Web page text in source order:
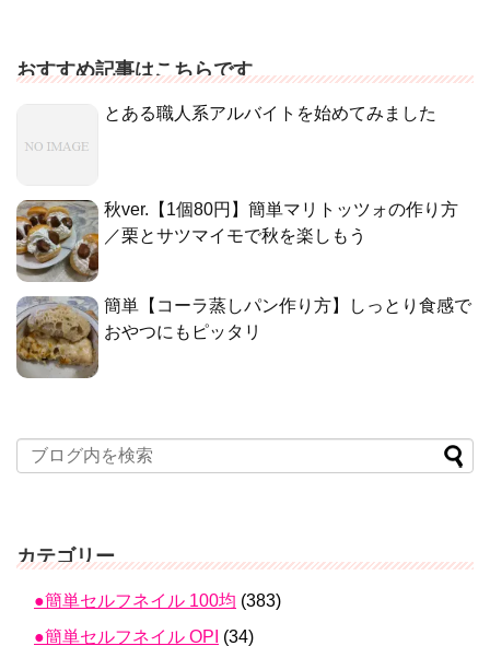
おすすめ記事はこちらです
とある職人系アルバイトを始めてみました
秋ver.【1個80円】簡単マリトッツォの作り方
／栗とサツマイモで秋を楽しもう
簡単【コーラ蒸しパン作り方】しっとり食感で
おやつにもピッタリ
カテゴリー
●簡単セルフネイル 100均 (383)
●簡単セルフネイル OPI (34)